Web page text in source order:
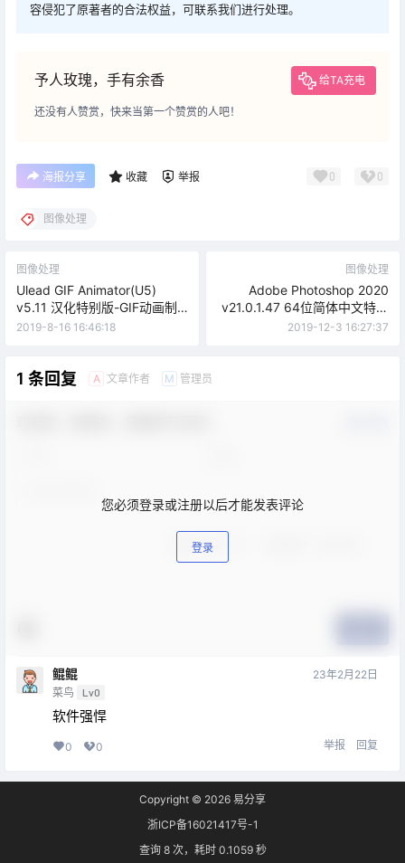
容侵犯了原著者的合法权益，可联系我们进行处理。
予人玫瑰，手有余香 给TA充电
还没有人赞赏，快来当第一个赞赏的人吧！
海报分享 收藏 举报 0 0
图像处理
图像处理
Ulead GIF Animator(U5)
v5.11 汉化特别版-GIF动画制
作软件
2019-8-16 16:46:18
图像处理
Adobe Photoshop 2020
v21.0.1.47 64位简体中文特别
版
2019-12-3 16:27:37
1 条回复 A 文章作者 M 管理员
您必须登录或注册以后才能发表评论
登录
鲲鲲
菜鸟 Lv0
23年2月22日
软件强悍
0 0 举报 回复
Copyright © 2026 易分享
浙ICP备16021417号-1
查询 8 次，耗时 0.1059 秒